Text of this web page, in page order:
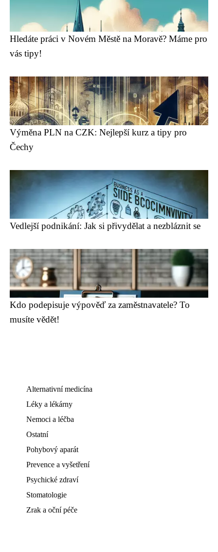
Hledáte práci v Novém Městě na Moravě? Máme pro
vás tipy!
Výměna PLN na CZK: Nejlepší kurz a tipy pro
Čechy
Vedlejší podnikání: Jak si přivydělat a nezbláznit se
Kdo podepisuje výpověď za zaměstnavatele? To
musíte vědět!
Alternativní medicína
Léky a lékárny
Nemoci a léčba
Ostatní
Pohybový aparát
Prevence a vyšetření
Psychické zdraví
Stomatologie
Zrak a oční péče